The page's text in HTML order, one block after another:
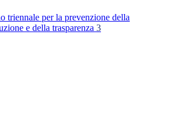
triennale per la prevenzione della
e della trasparenza 3